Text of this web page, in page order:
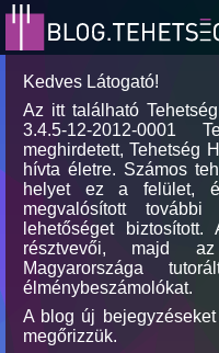
Kedves Látogató!
Az itt található
3.4.5-12-2012-0001
meghirdetett, Tehetség
hívta életre. Számos
helyet ez a felület,
megvalósított
lehetőséget
résztvevői, majd
Magyarországa
élménybeszámolókat.
A blog új
megőrizzük.